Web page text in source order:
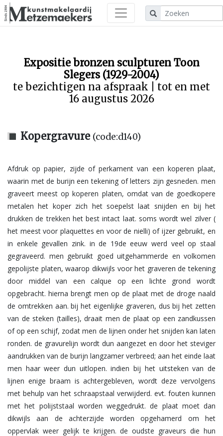
Expositie bronzen sculpturen Toon
Slegers (1929-2004)
te bezichtigen na afspraak | tot en met
16 augustus 2026
Kopergravure (code:d140)
Afdruk op papier, zijde of perkament van een koperen plaat,
waarin met de burijn een tekening of letters zijn gesneden. men
graveert meest op koperen platen, omdat van de goedkopere
metalen het koper zich het soepelst laat snijden en bij het
drukken de trekken het best intact laat. soms wordt wel zilver (
het meest voor plaquettes en voor de nielli) of ijzer gebruikt, en
in enkele gevallen zink. in de 19de eeuw werd veel op staal
gegraveerd. men gebruikt goed uitgehammerde en volkomen
gepolijste platen, waarop dikwijls voor het graveren de tekening
door middel van een calque op een lichte grond wordt
opgebracht. hierna brengt men op de plaat met de droge naald
de omtrekken aan. bij het eigenlijke graveren, dus bij het zetten
van de steken (tailles), draait men de plaat op een zandkussen
of op een schijf, zodat men de lijnen onder het snijden kan laten
ronden. de gravurelijn wordt dun aangezet en door het steviger
aandrukken van de burijn langzamer verbreed; aan het einde laat
men haar weer dun uitlopen. indien bij het uitsteken van de
lijnen enige braam is achtergebleven, wordt deze vervolgens
met behulp van het schraapstaal verwijderd. evt. fouten kunnen
met het polijststaal worden weggedrukt. de plaat moet dan
dikwijls aan de achterzijde worden opgehamerd om het
oppervlak weer gelijk te krijgen. de oudste graveurs die hun